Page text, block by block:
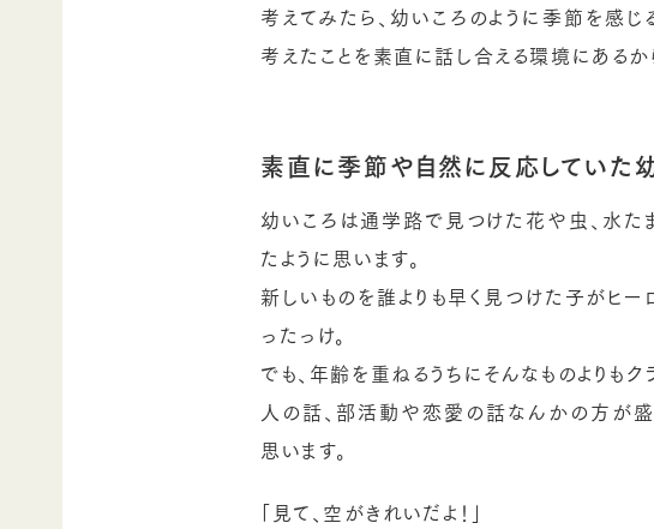
考えてみたら、幼いころのように季節を感じ
考えたことを素直に話し合える環境にあるか
素直に季節や自然に反応していた
幼いころは通学路で見つけた花や虫、水た
たように思います。
新しいものを誰よりも早く見つけた子がヒー
ったっけ。
でも、年齢を重ねるうちにそんなものよりも
人の話、部活動や恋愛の話なんかの方が盛
思います。
「見て、空がきれいだよ！」